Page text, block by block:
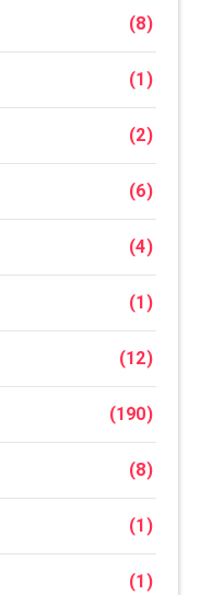
(8)
(1)
(2)
(6)
(4)
(1)
(12)
(190)
(8)
(1)
(1)